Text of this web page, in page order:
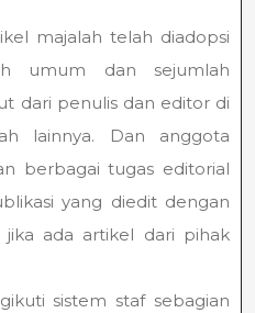
majalah telah diadopsi
umum dan sejumlah
dari penulis dan editor di
lainnya. Dan anggota
berbagai tugas editorial
yang diedit dengan
ada artikel dari pihak
sistem staf sebagian